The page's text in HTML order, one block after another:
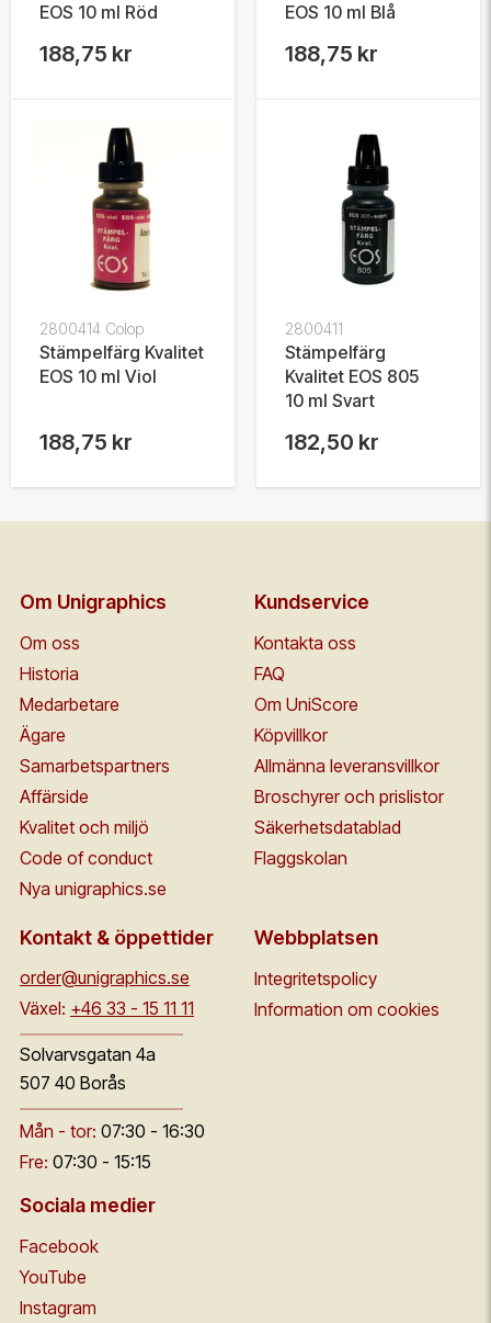
EOS 10 ml Röd
188,75 kr
EOS 10 ml Blå
188,75 kr
2800414 Colop
Stämpelfärg Kvalitet
EOS 10 ml Viol
188,75 kr
2800411
Stämpelfärg
Kvalitet EOS 805
10 ml Svart
182,50 kr
Om Unigraphics
Om oss
Historia
Medarbetare
Ägare
Samarbetspartners
Affärside
Kvalitet och miljö
Code of conduct
Nya unigraphics.se
Kundservice
Kontakta oss
FAQ
Om UniScore
Köpvillkor
Allmänna leveransvillkor
Broschyrer och prislistor
Säkerhetsdatablad
Flaggskolan
Kontakt & öppettider
order@unigraphics.se
Växel: +46 33 - 15 11 11
Solvarvsgatan 4a
507 40 Borås
Mån - tor: 07:30 - 16:30
Fre: 07:30 - 15:15
Webbplatsen
Integritetspolicy
Information om cookies
Sociala medier
Facebook
YouTube
Instagram